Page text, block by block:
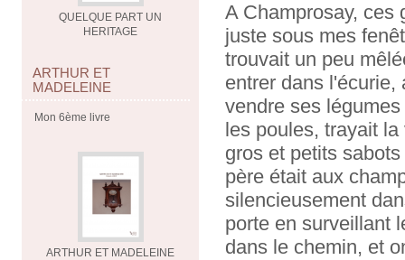
QUELQUE PART UN
HERITAGE
ARTHUR ET
MADELEINE
Mon 6ème livre
ARTHUR ET MADELEINE
A Champrosay, ces
juste sous mes
trouvait un peu
entrer dans l'écurie,
vendre ses
les poules, trayait
gros et petits
père était aux
silencieusement
porte en surveillant
dans le chemin, et